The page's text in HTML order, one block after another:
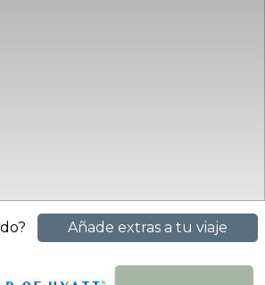
Añade extras a tu viaje